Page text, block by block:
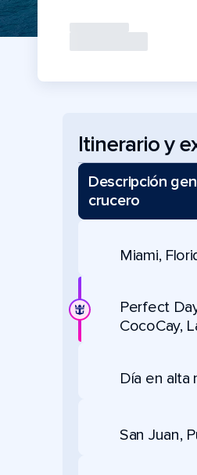
Itinerario y
Descripción
crucero
Miami,
Perfect
CocoCay,
Día en alta
San Juan,